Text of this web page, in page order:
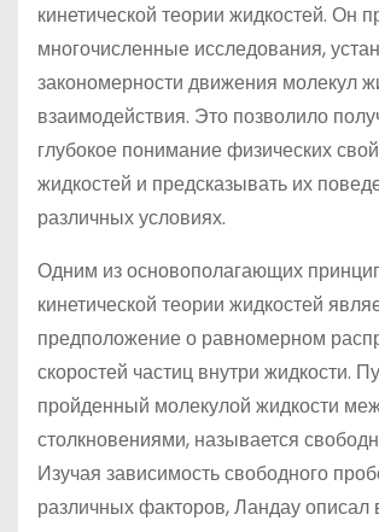
кинетической теории жидкостей. Он
многочисленные исследования,
закономерности движения молекул
взаимодействия. Это позволило
глубокое понимание физических
жидкостей и предсказывать их
различных условиях.
Одним из основополагающих
кинетической теории жидкостей
предположение о равномерном
скоростей частиц внутри жидкости.
пройденный молекулой жидкости
столкновениями, называется
Изучая зависимость свободного
различных факторов, Ландау описал